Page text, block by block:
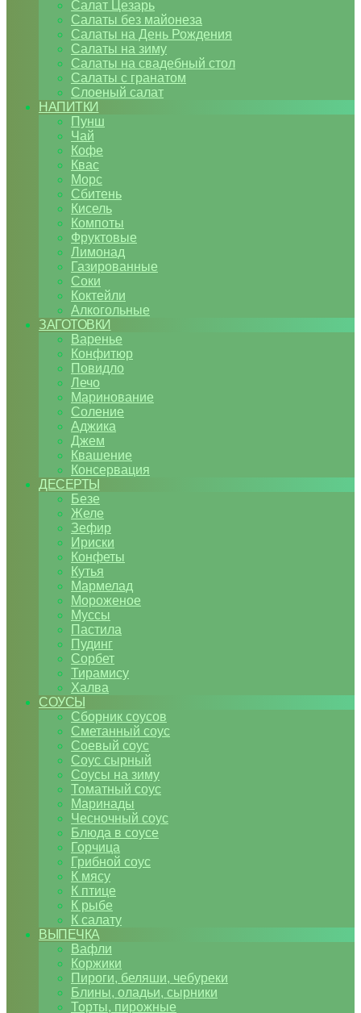
Салат Цезарь
Салаты без майонеза
Салаты на День Рождения
Салаты на зиму
Салаты на свадебный стол
Салаты с гранатом
Слоеный салат
НАПИТКИ
Пунш
Чай
Кофе
Квас
Морс
Сбитень
Кисель
Компоты
Фруктовые
Лимонад
Газированные
Соки
Коктейли
Алкогольные
ЗАГОТОВКИ
Варенье
Конфитюр
Повидло
Лечо
Маринование
Соление
Аджика
Джем
Квашение
Консервация
ДЕСЕРТЫ
Безе
Желе
Зефир
Ириски
Конфеты
Кутья
Мармелад
Мороженое
Муссы
Пастила
Пудинг
Сорбет
Тирамису
Халва
СОУСЫ
Сборник соусов
Сметанный соус
Соевый соус
Соус сырный
Соусы на зиму
Томатный соус
Маринады
Чесночный соус
Блюда в соусе
Горчица
Грибной соус
К мясу
К птице
К рыбе
К салату
ВЫПЕЧКА
Вафли
Коржики
Пироги, беляши, чебуреки
Блины, оладьи, сырники
Торты, пирожные